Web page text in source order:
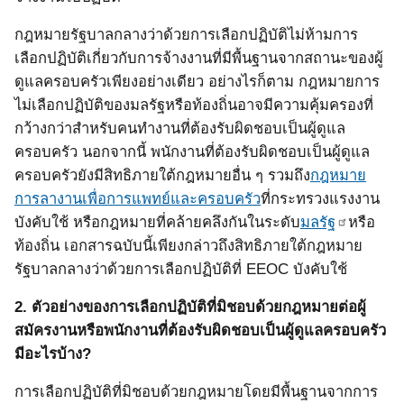
กฎหมายรัฐบาลกลางว่าด้วยการเลือกปฏิบัติไม่ห้ามการ
เลือกปฏิบัติเกี่ยวกับการจ้างงานที่มีพื้นฐานจากสถานะของผู้
ดูแลครอบครัวเพียงอย่างเดียว อย่างไรก็ตาม กฎหมายการ
ไม่เลือกปฏิบัติของมลรัฐหรือท้องถิ่นอาจมีความคุ้มครองที่
กว้างกว่าสำหรับคนทำงานที่ต้องรับผิดชอบเป็นผู้ดูแล
ครอบครัว นอกจากนี้ พนักงานที่ต้องรับผิดชอบเป็นผู้ดูแล
ครอบครัวยังมีสิทธิภายใต้กฎหมายอื่น ๆ รวมถึงกฎหมาย
การลางานเพื่อการแพทย์และครอบครัวที่กระทรวงแรงงาน
บังคับใช้ หรือกฎหมายที่คล้ายคลึงกันในระดับมลรัฐ
หรือ
ท้องถิ่น เอกสารฉบับนี้เพียงกล่าวถึงสิทธิภายใต้กฎหมาย
รัฐบาลกลางว่าด้วยการเลือกปฏิบัติที่ EEOC บังคับใช้
2. ตัวอย่างของการเลือกปฏิบัติที่มิชอบด้วยกฎหมายต่อผู้
สมัครงานหรือพนักงานที่ต้องรับผิดชอบเป็นผู้ดูแลครอบครัว
มีอะไรบ้าง?
การเลือกปฏิบัติที่มิชอบด้วยกฎหมายโดยมีพื้นฐานจากการ